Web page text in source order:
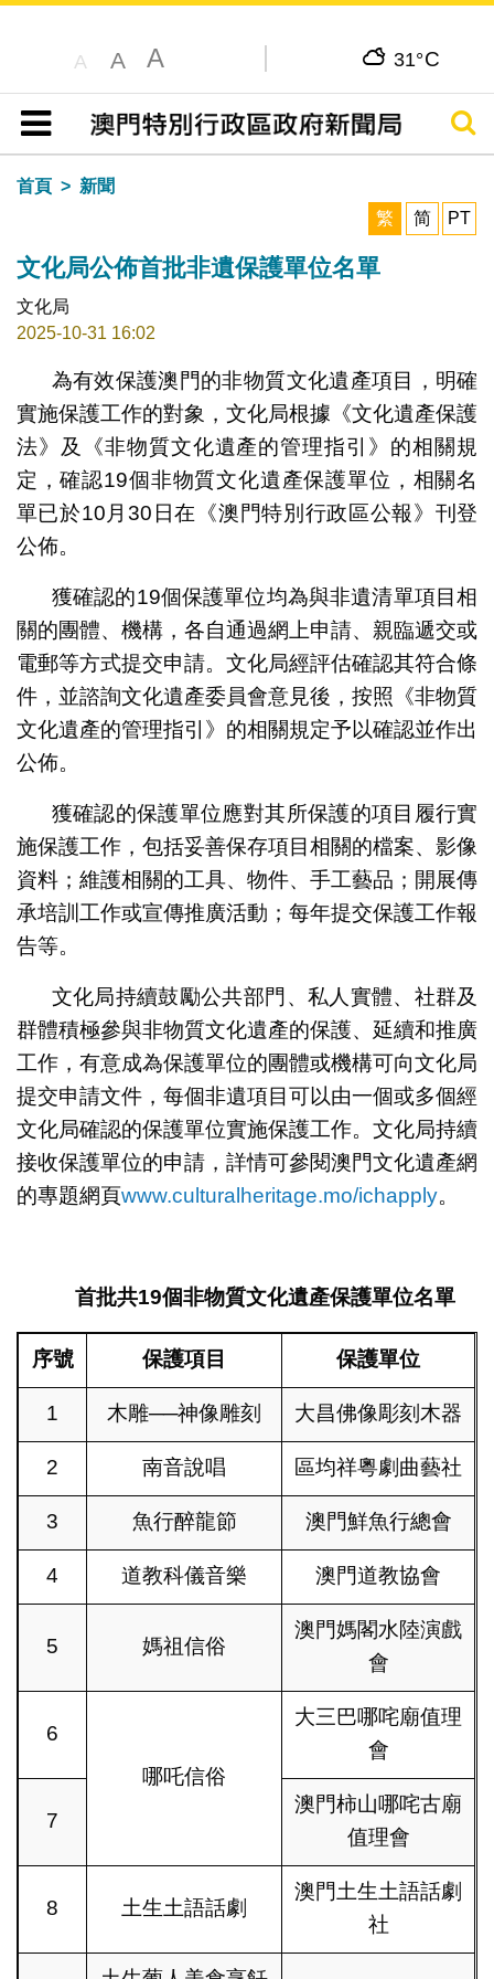
A A A 31°C
目錄
搜尋
首頁
新聞
繁
简 PT
文化局公佈首批非遺保護單位名單
文化局
2025-10-31 16:02
為有效保護澳門的非物質文化遺產項目，明確
實施保護工作的對象，文化局根據《文化遺產保護
法》及《非物質文化遺產的管理指引》的相關規
定，確認19個非物質文化遺產保護單位，相關名
單已於10月30日在《澳門特別行政區公報》刊登
公佈。
獲確認的19個保護單位均為與非遺清單項目相
關的團體、機構，各自通過網上申請、親臨遞交或
電郵等方式提交申請。文化局經評估確認其符合條
件，並諮詢文化遺產委員會意見後，按照《非物質
文化遺產的管理指引》的相關規定予以確認並作出
公佈。
獲確認的保護單位應對其所保護的項目履行實
施保護工作，包括妥善保存項目相關的檔案、影像
資料；維護相關的工具、物件、手工藝品；開展傳
承培訓工作或宣傳推廣活動；每年提交保護工作報
告等。
文化局持續鼓勵公共部門、私人實體、社群及
群體積極參與非物質文化遺產的保護、延續和推廣
工作，有意成為保護單位的團體或機構可向文化局
提交申請文件，每個非遺項目可以由一個或多個經
文化局確認的保護單位實施保護工作。文化局持續
接收保護單位的申請，詳情可參閱澳門文化遺產網
的專題網頁www.culturalheritage.mo/ichapply。
首批共19個非物質文化遺產保護單位名單
序號 保護項目 保護單位
1 木雕──神像雕刻 大昌佛像彫刻木器
2 南音說唱 區均祥粵劇曲藝社
3 魚行醉龍節 澳門鮮魚行總會
4 道教科儀音樂 澳門道教協會
5 媽祖信俗
澳門媽閣水陸演戲
會
6
哪吒信俗
大三巴哪咤廟值理
會
7
澳門柿山哪咤古廟
值理會
8 土生土語話劇
澳門土生土語話劇
社